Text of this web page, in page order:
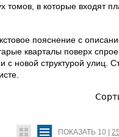
томов, в которые входят
пояснение с
кварталы поверх
с новой структурой
ПОКАЗАТЬ 10 |